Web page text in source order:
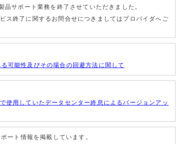
サポート業務を終了させていただきました。
ス終了に関するお問合せにつきましてはプロバイダへご
可能性及びその場合の回避方法に関して
使用していたデータセンター終息によるバージョンアッ
ート情報を掲載しています。